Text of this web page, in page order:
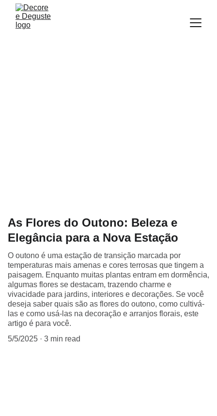
As Flores do Outono: Beleza e
Elegância para a Nova Estação
O outono é uma estação de transição marcada por
temperaturas mais amenas e cores terrosas que tingem a
paisagem. Enquanto muitas plantas entram em dormência,
algumas flores se destacam, trazendo charme e
vivacidade para jardins, interiores e decorações. Se você
deseja saber quais são as flores do outono, como cultivá-
las e como usá-las na decoração e arranjos florais, este
artigo é para você.
5/5/2025
3 min read